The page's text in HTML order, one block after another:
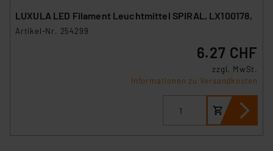
LUXULA LED Filament Leuchtmittel SPIRAL, LX100178,
Artikel-Nr. 254299
6.27 CHF
zzgl. MwSt.
Informationen zu Versandkosten